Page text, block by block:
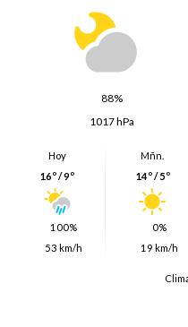
88%
1017 hPa
Hoy
16º / 9º
100%
53 km/h
Mñn.
14º / 5º
0%
19 km/h